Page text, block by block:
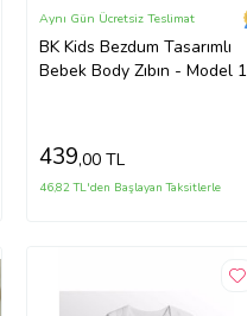
BK Kids Bezdum Tasarımlı
Bebek Body Zıbın - Model 1
Aynı Gün Ücretsiz Teslimat
439,00 TL
46,82 TL'den Başlayan Taksitlerle